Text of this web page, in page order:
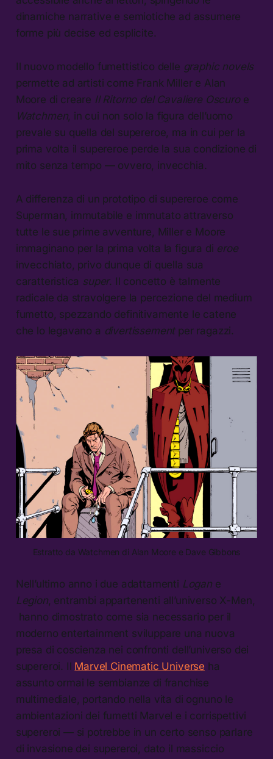
dinamiche narrative e semiotiche ad assumere
forme più decise ed esplicite.
Il nuovo modello fumettistico delle graphic novels
permette ad artisti come Frank Miller e Alan
Moore di creare Il Ritorno del Cavaliere Oscuroe
Watchmen, in cui non solo la figura dell’uomo
prevale su quella del supereroe, ma in cui per la
prima volta il supereroe perde la sua condizione di
mito senza tempo — ovvero, invecchia.
A differenza di un prototipo di supereroe come
Superman, immutabile e immutato attraverso
tutte le sue prime avventure, Miller e Moore
immaginano per la prima volta la figura di eroe
invecchiato, privo dunque di quella sua
caratteristica super. Il concetto è talmente
radicale da stravolgere la percezione del medium
fumetto, spezzando definitivamente le catene
che lo legavano a divertissementper ragazzi.
Estratto da Watchmen di Alan Moore e Dave Gibbons
Nell’ultimo anno i due adattamenti Logan e
Legion, entrambi appartenenti all’universo X-Men,
hanno dimostrato come sia necessario per il
moderno entertainment sviluppare una nuova
presa di coscienza nei confronti dell’universo dei
supereroi. Il Marvel Cinematic Universe ha
assunto ormai le sembianze di franchise
multimediale, portando nella vita di ognuno le
ambientazioni dei fumetti Marvel e i corrispettivi
supereroi — si potrebbe in un certo senso parlare
di invasione dei supereroi, dato il massiccio